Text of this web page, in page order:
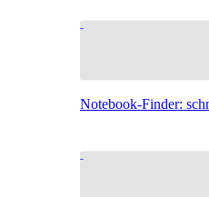
Notebook-Finder: